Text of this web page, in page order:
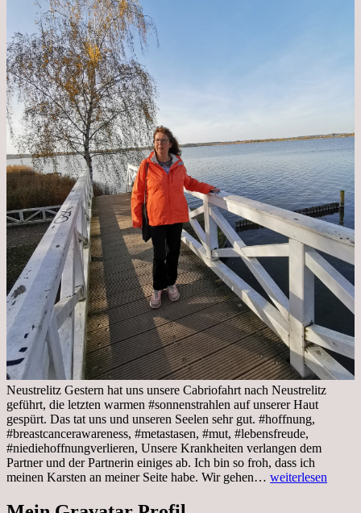
Neustrelitz Gestern hat uns unsere Cabriofahrt nach Neustrelitz
geführt, die letzten warmen #sonnenstrahlen auf unserer Haut
gespürt. Das tat uns und unseren Seelen sehr gut. #hoffnung,
#breastcancerawareness, #metastasen, #mut, #lebensfreude,
#niediehoffnungverlieren, Unsere Krankheiten verlangen dem
Partner und der Partnerin einiges ab. Ich bin so froh, dass ich
meinen Karsten an meiner Seite habe. Wir gehen… Sonnabend,
weiterlesen